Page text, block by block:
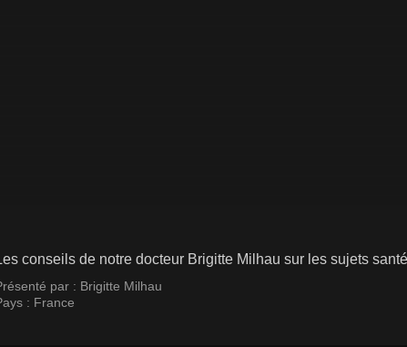
conseils de notre docteur Brigitte Milhau sur les sujets
par : Brigitte Milhau
: France